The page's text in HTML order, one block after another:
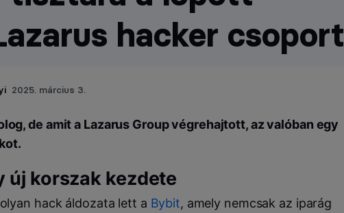
hacker csoport
2025. március 3.
de amit a Lazarus Group végrehajtott, az valóban egy
új korszak kezdete
hack áldozata lett a Bybit, amely nemcsak az iparág